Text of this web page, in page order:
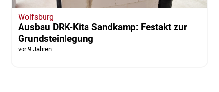
Wolfsburg
Ausbau DRK-Kita Sandkamp: Festakt zur
Grundsteinlegung
vor 9 Jahren